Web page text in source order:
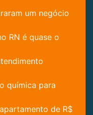
um negócio
RN é quase o
química para
de R$